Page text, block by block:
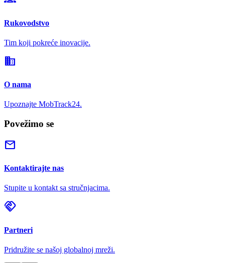
Rukovodstvo
Tim koji pokreće inovacije.
domain
O nama
Upoznajte MobTrack24.
Povežimo se
mail
Kontaktirajte nas
Stupite u kontakt sa stručnjacima.
handshake
Partneri
Pridružite se našoj globalnoj mreži.